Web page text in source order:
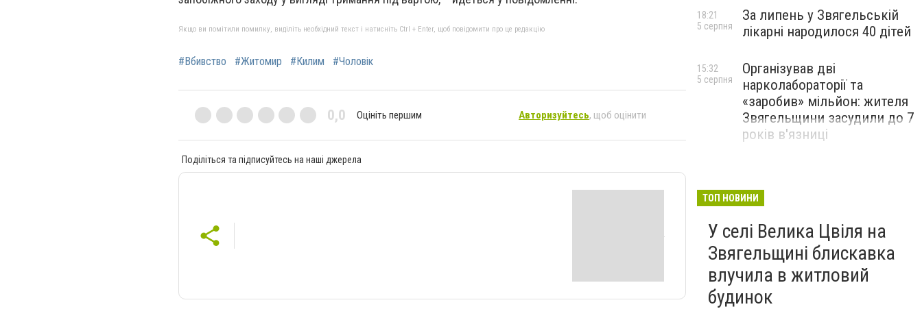
Якщо ви помітили помилку, виділіть необхідний текст і натисніть Ctrl + Enter, щоб повідомити про це редакцію
#Вбивство #Житомир #Килим #Чоловік
0,0 Оцініть першим Авторизуйтесь, щоб оцінити
Поділіться та підписуйтесь на наші джерела
За липень у Звягельській
лікарні народилося 40 дітей
18:21
5 серпня
Організував дві
нарколабораторії та
«заробив» мільйон: жителя
Звягельщини засудили до 7
років в'язниці
15:32
5 серпня
ТОП НОВИНИ
У селі Велика Цвіля на
Звягельщині блискавка
влучила в житловий
будинок